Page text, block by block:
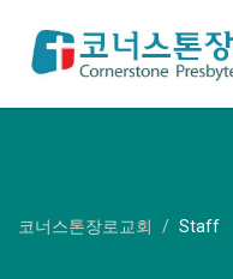
코너스톤장로교회 Staff